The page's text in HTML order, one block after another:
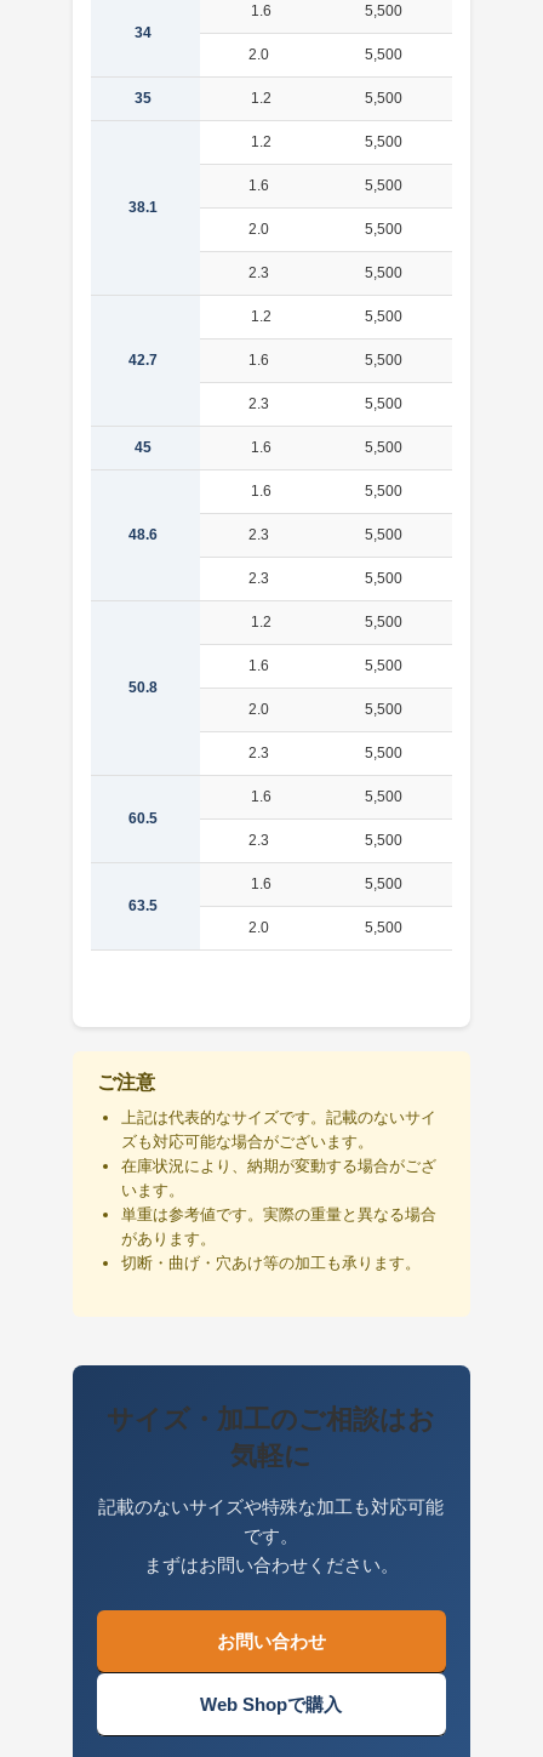
34
1.6 5,500
2.0 5,500
35 1.2 5,500
38.1
1.2 5,500
1.6 5,500
2.0 5,500
2.3 5,500
42.7
1.2 5,500
1.6 5,500
2.3 5,500
45 1.6 5,500
48.6
1.6 5,500
2.3 5,500
2.3 5,500
50.8
1.2 5,500
1.6 5,500
2.0 5,500
2.3 5,500
60.5
1.6 5,500
2.3 5,500
63.5
1.6 5,500
2.0 5,500
ご注意
上記は代表的なサイズです。記載のないサイ
ズも対応可能な場合がございます。
在庫状況により、納期が変動する場合がござ
います。
単重は参考値です。実際の重量と異なる場合
があります。
切断・曲げ・穴あけ等の加工も承ります。
サイズ・加工のご相談はお
気軽に
記載のないサイズや特殊な加工も対応可能
です。
まずはお問い合わせください。
お問い合わせ
Web Shopで購入